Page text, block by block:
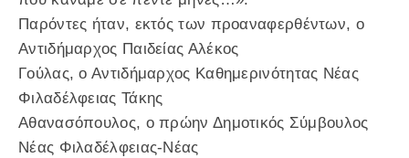
Παρόντες ήταν, εκτός των προαναφερθέντων, ο
Αντιδήμαρχος Παιδείας Αλέκος
Γούλας, ο Αντιδήμαρχος Καθημερινότητας Νέας
Φιλαδέλφειας Τάκης
Αθανασόπουλος, ο πρώην Δημοτικός Σύμβουλος
Νέας Φιλαδέλφειας-Νέας